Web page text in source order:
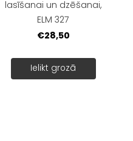
lasīšanai un dzēšanai,
ELM 327
€28,50
Ielikt grozā